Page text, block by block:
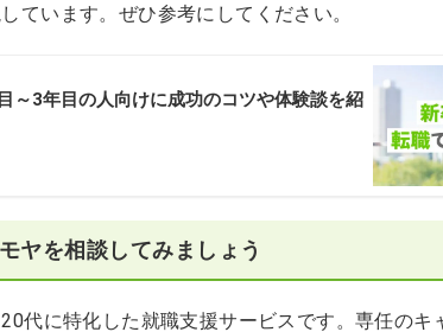
ています。ぜひ参考にしてください。
～3年目の人向けに成功のコツや体験談を紹
ヤを相談してみましょう
20代に特化した就職支援サービスです。専任のキ